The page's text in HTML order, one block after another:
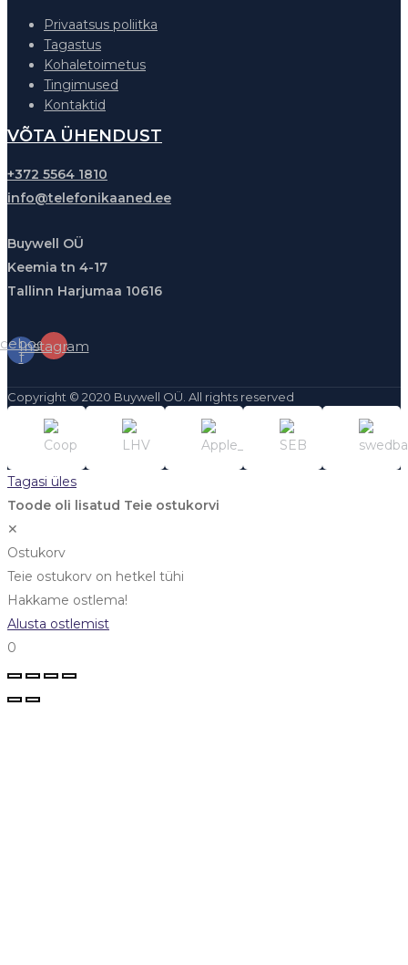
Privaatsus poliitka
Tagastus
Kohaletoimetus
Tingimused
Kontaktid
VÕTA ÜHENDUST
+372 5564 1810
info@telefonikaaned.ee
Buywell OÜ
Keemia tn 4-17
Tallinn Harjumaa 10616
f
Instagram
Copyright © 2020 Buywell OÜ. All rights reserved
Tagasi üles
Toode oli lisatud Teie ostukorvi
✕
Ostukorv
Teie ostukorv on hetkel tühi
Hakkame ostlema!
Alusta ostlemist
0